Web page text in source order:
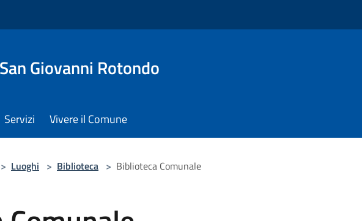
Giovanni Rotondo
Servizi Vivere il Comune
> Luoghi > Biblioteca > Biblioteca Comunale